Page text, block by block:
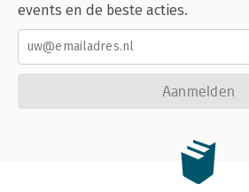
events en de beste acties.
Aanmelden